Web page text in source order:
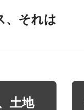
、それは
土地